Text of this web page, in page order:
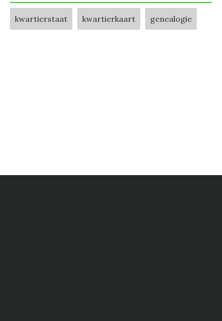
kwartierstaat kwartierkaart genealogie